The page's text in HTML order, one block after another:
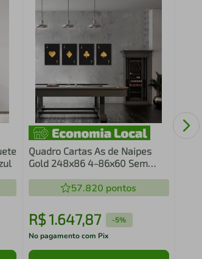
Quadro Cartas As de Naipes
Gold 248x86 4-86x60 Sem
57.820 pontos
R$1.647,87 -5%
No pagamento com Pix